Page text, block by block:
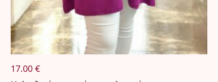
17.00€